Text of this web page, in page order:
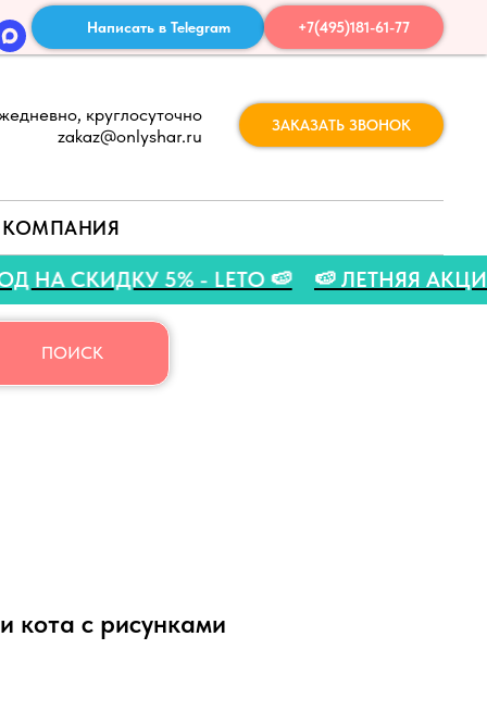
Написать в Telegram +7(495)181-61-77
круглосуточно
zakaz@onlyshar.ru
ЗАКАЗАТЬ ЗВОНОК
КОМПАНИЯ
НА СКИДКУ 5% - LETO 🍉 🍉
ПОИСК
кота с рисунками